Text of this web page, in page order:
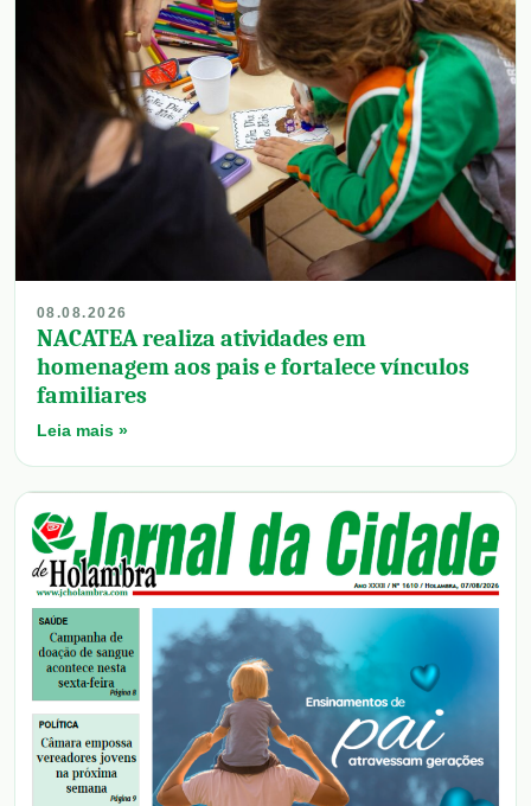
08.08.2026
NACATEA realiza atividades em
homenagem aos pais e fortalece vínculos
familiares
Leia mais »